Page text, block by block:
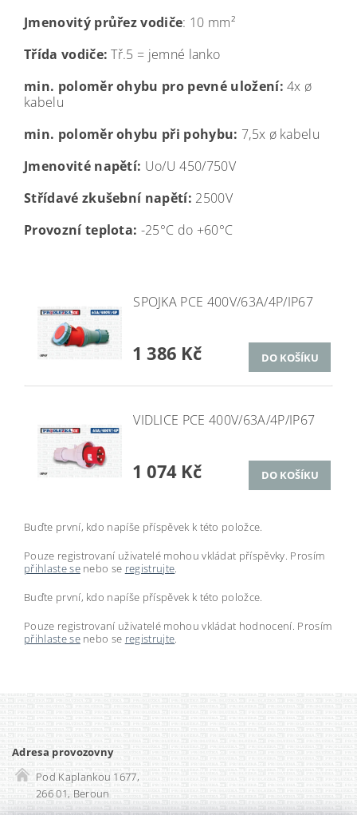
Jmenovitý průřez vodiče: 10 mm²
Třída vodiče: Tř.5 = jemné lanko
min. poloměr ohybu pro pevné uložení: 4x ø
kabelu
min. poloměr ohybu při pohybu: 7,5x ø kabelu
Jmenovité napětí: Uo/U 450/750V
Střídavé zkušební napětí: 2500V
Provozní teplota: -25°C do +60°C
SPOJKA PCE 400V/63A/4P/IP67
1 386 Kč
VIDLICE PCE 400V/63A/4P/IP67
1 074 Kč
Buďte první, kdo napíše příspěvek k této položce.
Pouze registrovaní uživatelé mohou vkládat příspěvky. Prosím
přihlaste senebo se registrujte
Buďte první, kdo napíše příspěvek k této položce.
Pouze registrovaní uživatelé mohou vkládat hodnocení. Prosím
přihlaste senebo se registrujte
Adresa provozovny
Pod Kaplankou 1677,
266 01, Beroun